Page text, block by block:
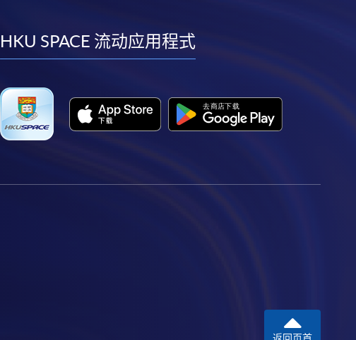
facebook
youtube
linkedininstagram
HKU SPACE 流动应用程式